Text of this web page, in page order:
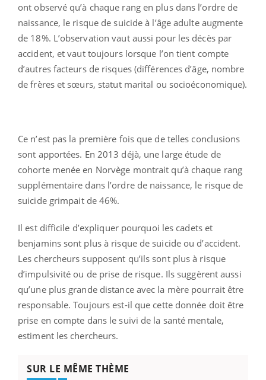
ont observé qu’à chaque rang en plus dans l’ordre de
naissance, le risque de suicide à l’âge adulte augmente
de 18%. L’observation vaut aussi pour les décès par
accident, et vaut toujours lorsque l’on tient compte
d’autres facteurs de risques (différences d’âge, nombre
de frères et sœurs, statut marital ou socioéconomique).
Ce n’est pas la première fois que de telles conclusions
sont apportées. En 2013 déjà, une large étude de
cohorte menée en Norvège montrait qu’à chaque rang
supplémentaire dans l’ordre de naissance, le risque de
suicide grimpait de 46%.
Il est difficile d’expliquer pourquoi les cadets et
benjamins sont plus à risque de suicide ou d’accident.
Les chercheurs supposent qu’ils sont plus à risque
d’impulsivité ou de prise de risque. Ils suggèrent aussi
qu’une plus grande distance avec la mère pourrait être
responsable. Toujours est-il que cette donnée doit être
prise en compte dans le suivi de la santé mentale,
estiment les chercheurs.
SUR LE MÊME THÈME